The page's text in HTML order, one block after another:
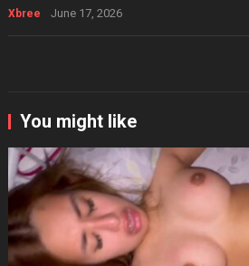
Xbree June 17, 2026
You might like